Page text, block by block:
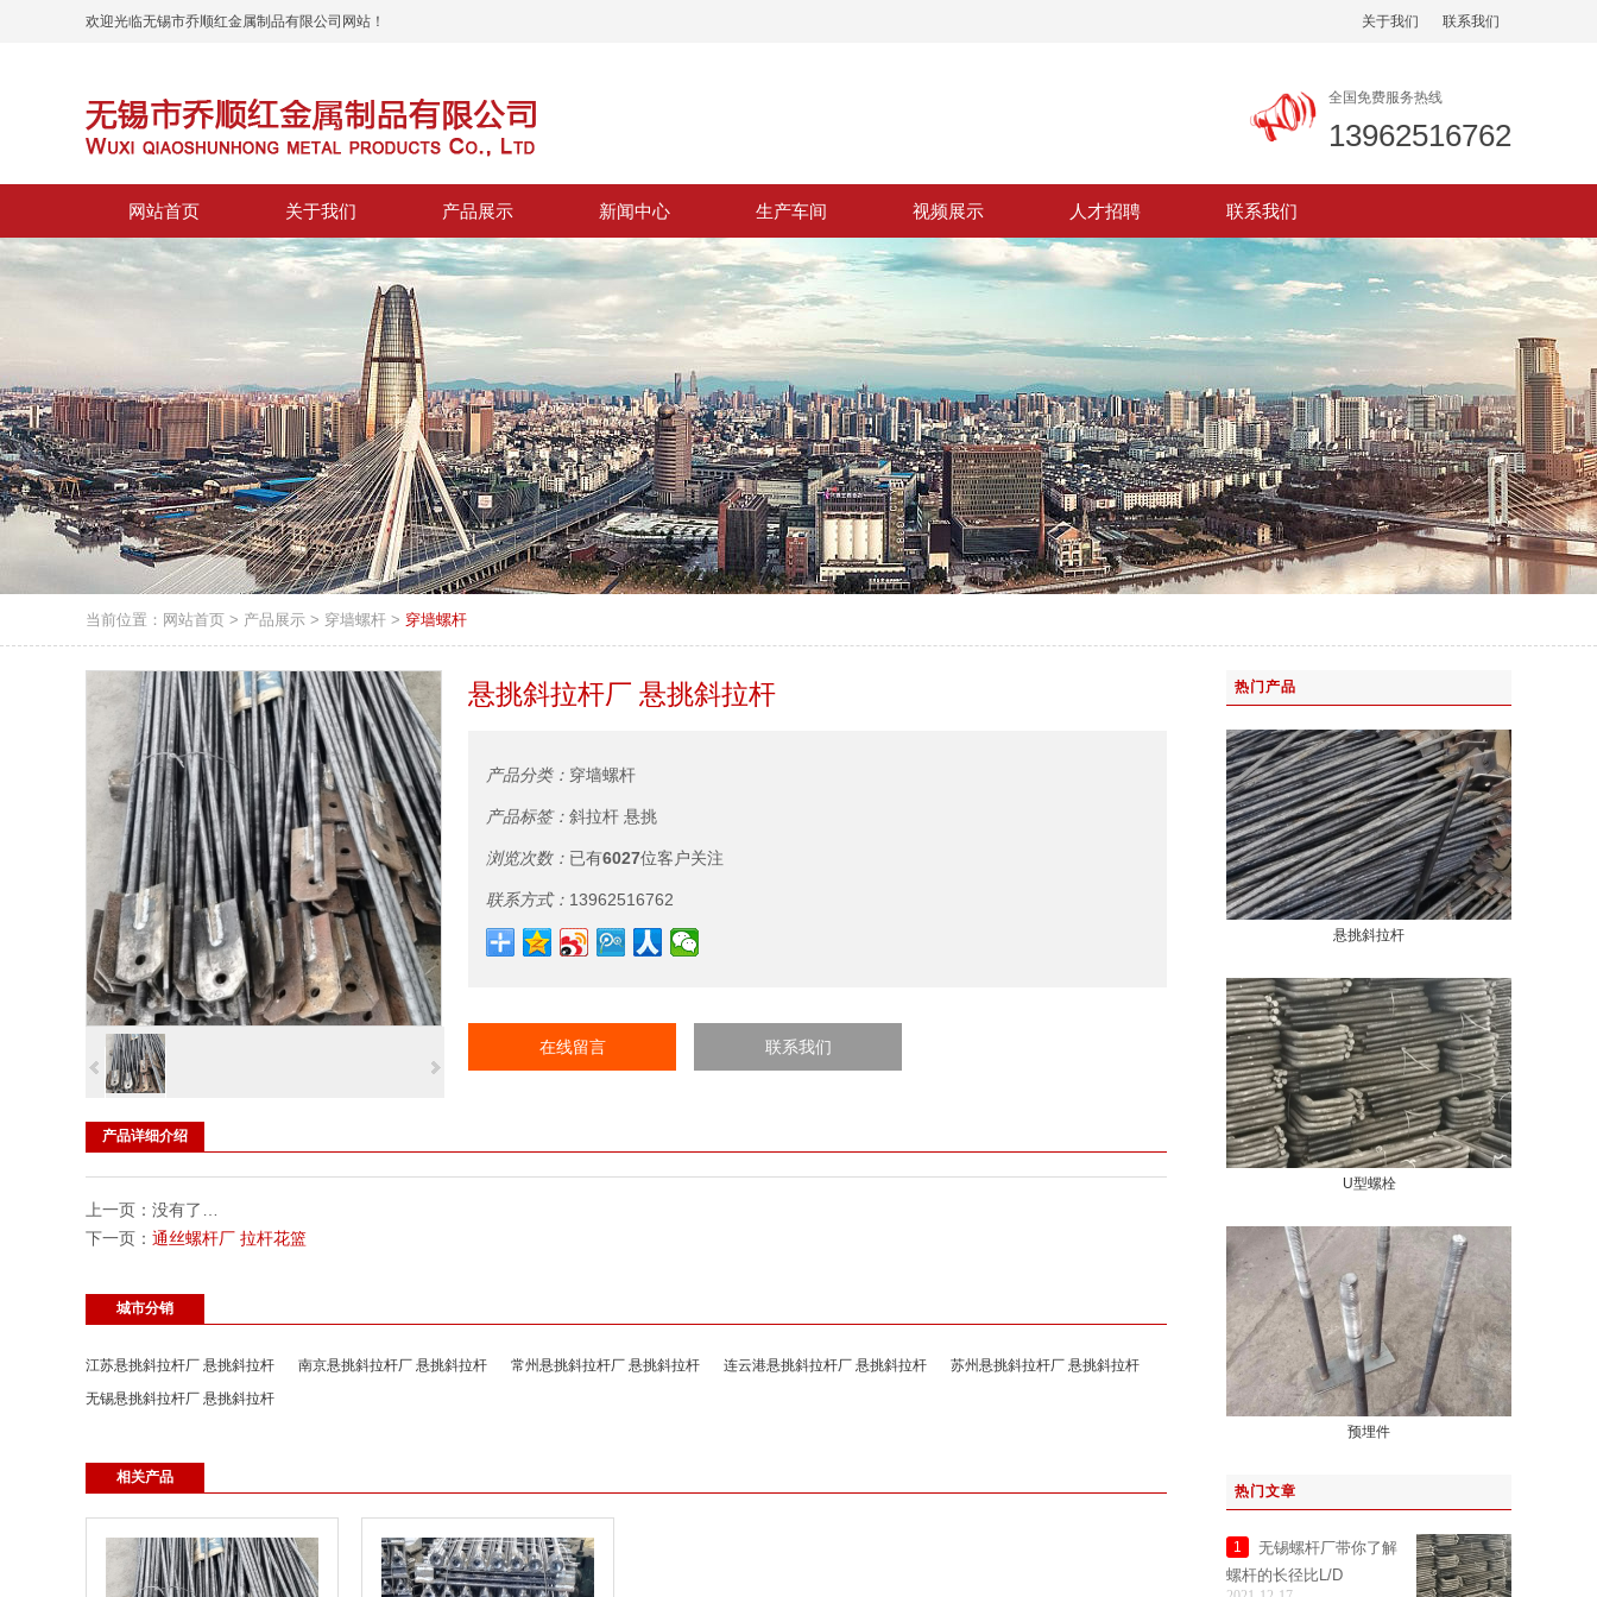
关于我们 联系我们
欢迎光临无锡市乔顺红金属制品有限公司网站！
全国免费服务热线
13962516762
网站首页 关于我们 产品展示 新闻中心 生产车间 视频展示 人才招聘 联系我们
当前位置： 网站首页 > 产品展示 > 穿墙螺杆 > 穿墙螺杆
悬挑斜拉杆厂 悬挑斜拉杆
产品分类： 穿墙螺杆
产品标签： 斜拉杆 悬挑
浏览次数： 已有6027位客户关注
联系方式： 13962516762
在线留言 联系我们
产品详细介绍
上一页：没有了…
下一页： 通丝螺杆厂 拉杆花篮
城市分销
江苏悬挑斜拉杆厂 悬挑斜拉杆 南京悬挑斜拉杆厂 悬挑斜拉杆 常州悬挑斜拉杆厂 悬挑斜拉杆 连云港悬挑斜拉杆厂 悬挑斜拉杆
苏州悬挑斜拉杆厂 悬挑斜拉杆
无锡悬挑斜拉杆厂 悬挑斜拉杆
相关产品
热门产品
悬挑斜拉杆
U型螺栓
预埋件
热门文章
1
无锡螺杆厂带你了解
螺杆的长径比L/D